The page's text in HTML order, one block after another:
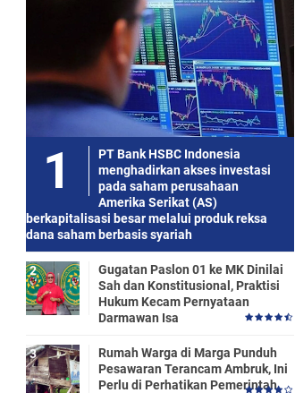
PT Bank HSBC Indonesia
menghadirkan akses investasi
pada saham perusahaan
Amerika Serikat (AS)
berkapitalisasi besar melalui produk reksa
dana saham berbasis syariah
Gugatan Paslon 01 ke MK Dinilai
Sah dan Konstitusional, Praktisi
Hukum Kecam Pernyataan
Darmawan Isa
Rumah Warga di Marga Punduh
Pesawaran Terancam Ambruk, Ini
Perlu di Perhatikan Pemerintah